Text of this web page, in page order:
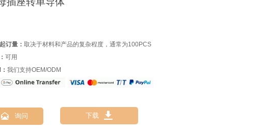
订量： 取决于材料和产品的复杂程度，通常为100PCS
可用
我们支持OEM/ODM
 询问 下载 